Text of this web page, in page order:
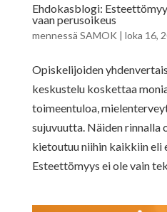
Ehdokasblogi:
vaan perusoikeus
mennessä SAMOK | loka 16,
Opiskelijoiden
keskustelu koskettaa
toimeentuloa,
sujuvuutta. Näiden rinnalla
kietoutuu niihin kaikkiin eli
Esteettömyys ei ole vain